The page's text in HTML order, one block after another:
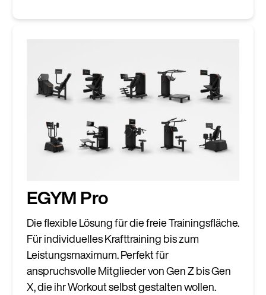
EGYM Pro
Die flexible Lösung für die freie Trainingsfläche.
Für individuelles Krafttraining bis zum
Leistungsmaximum. Perfekt für
anspruchsvolle Mitglieder von Gen Z bis Gen
X, die ihr Workout selbst gestalten wollen.